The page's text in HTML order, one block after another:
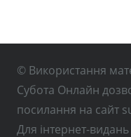
© Використання
Субота Онлайн
посилання на сайт
Для інтернет-